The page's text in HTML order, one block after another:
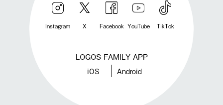
Instagram X Facebook YouTube TikTok
LOGOS FAMILY APP
iOS Android